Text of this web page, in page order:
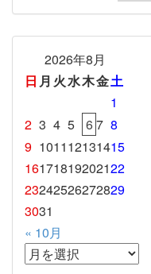
2026年8月
日 月 火水木金土
1
2 3 4 5 67 8
9 101112131415
16171819202122
23242526272829
3031
« 10月